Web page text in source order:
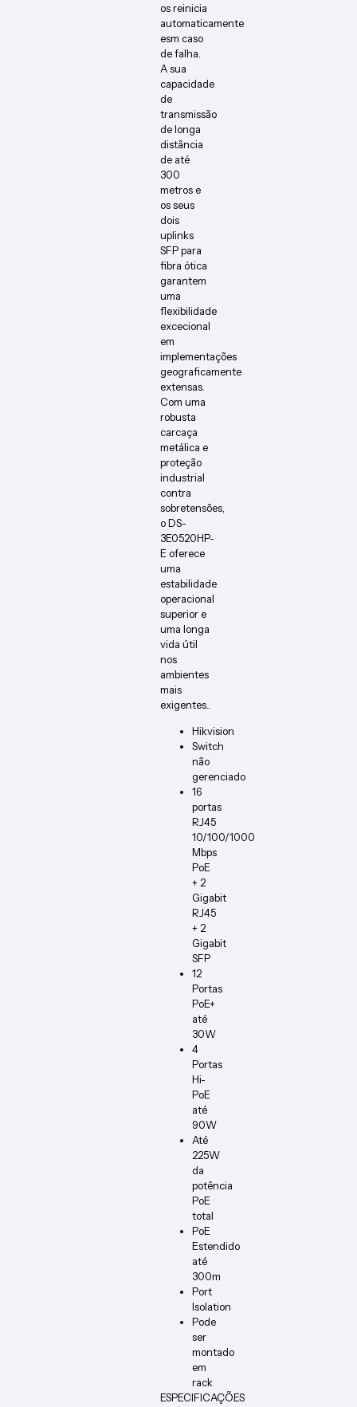
os reinicia
automaticamente
esm caso
de falha.
A sua
capacidade
de
transmissão
de longa
distância
de até
300
metros e
os seus
dois
uplinks
SFP para
fibra ótica
garantem
uma
flexibilidade
excecional
em
implementações
geograficamente
extensas.
Com uma
robusta
carcaça
metálica e
proteção
industrial
contra
sobretensões,
o DS-
3E0520HP-
E oferece
uma
estabilidade
operacional
superior e
uma longa
vida útil
nos
ambientes
mais
exigentes..
Hikvision
Switch
não
gerenciado
16
portas
RJ45
10/100/1000
Mbps
PoE
+ 2
Gigabit
RJ45
+ 2
Gigabit
SFP
12
Portas
PoE+
até
30W
4
Portas
Hi-
PoE
até
90W
Até
225W
da
potência
PoE
total
PoE
Estendido
até
300m
Port
Isolation
Pode
ser
montado
em
rack
ESPECIFICAÇÕES